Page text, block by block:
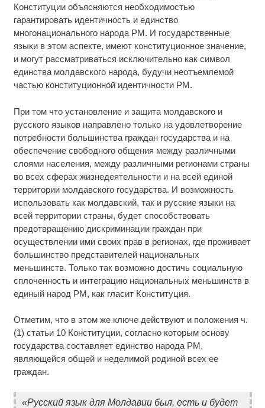
Конституции объясняются необходимостью
гарантировать идентичность и единство
многонационального народа РМ. И государственные
языки в этом аспекте, имеют конституционное значение,
и могут рассматриваться исключительно как символ
единства молдавского народа, будучи неотъемлемой
частью конституционной идентичности РМ.
При том что установление и защита молдавского и
русского языков направлено только на удовлетворение
потребности большинства граждан государства и на
обеспечение свободного общения между различными
слоями населения, между различными регионами страны
во всех сферах жизнедеятельности и на всей единой
территории молдавского государства. И возможность
использовать как молдавский, так и русские языки на
всей территории страны, будет способствовать
предотвращению дискриминации граждан при
осуществлении ими своих прав в регионах, где проживает
большинство представителей национальных
меньшинств. Только так возможно достичь социальную
сплоченность и интеграцию национальных меньшинств в
единый народ РМ, как гласит Конституция.
Отметим, что в этом же ключе действуют и положения ч.
(1) статьи 10 Конституции, согласно которым основу
государства составляет единство народа РМ,
являющейся общей и неделимой родиной всех ее
граждан.
«Русский язык для Молдавии был, есть и будет